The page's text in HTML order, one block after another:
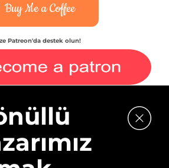
Buy Me a Coffee
Patreon'da destek olun!
kaydolun.